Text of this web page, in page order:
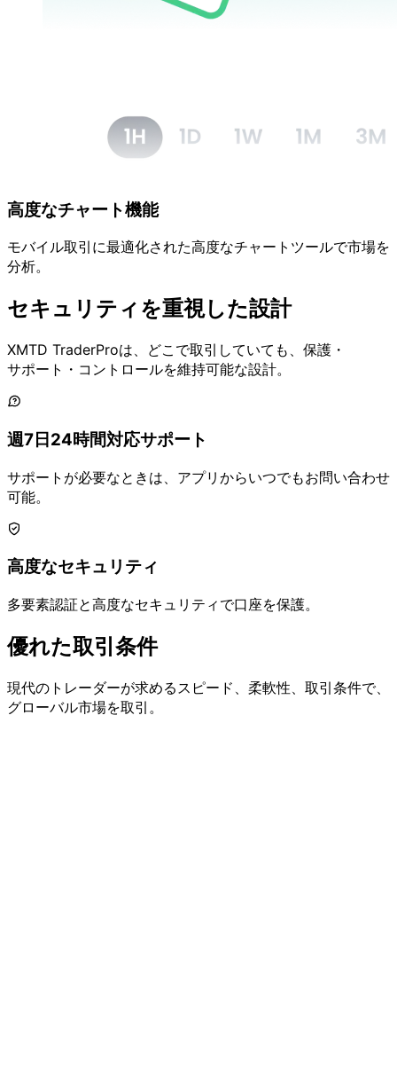
高度なチャート機能
モバイル取引に最適化された高度なチャートツールで市場を
分析。
セキュリティを重視した設計
XMTD TraderProは、 どこで取引していても、 保護・
サポート・ コントロールを維持可能な設計。
週7日24時間対応サポート
サポートが必要なときは、 アプリからいつでもお問い合わせ
可能。
高度なセキュリティ
多要素認証と高度なセキュリティで口座を保護。
優れた取引条件
現代の トレーダーが求める スピード、 柔軟性、 取引条件で、
グローバル市場を取引。